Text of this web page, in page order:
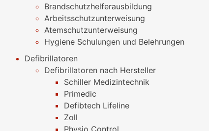
Brandschutzhelferausbildung
Arbeitsschutzunterweisung
Atemschutzunterweisung
Hygiene Schulungen und Belehrungen
Defibrillatoren
Defibrillatoren nach Hersteller
Schiller Medizintechnik
Primedic
Defibtech Lifeline
Zoll
Physio Control